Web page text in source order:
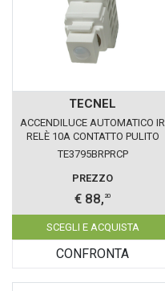
TECNEL
ACCENDILUCE AUTOMATICO IR
RELÈ 10A CONTATTO PULITO
TECNEL BIANCO PULSANTI
TE3795BRPRCP
PREZZO
€ 88, 20
SCEGLI E ACQUISTA
CONFRONTA